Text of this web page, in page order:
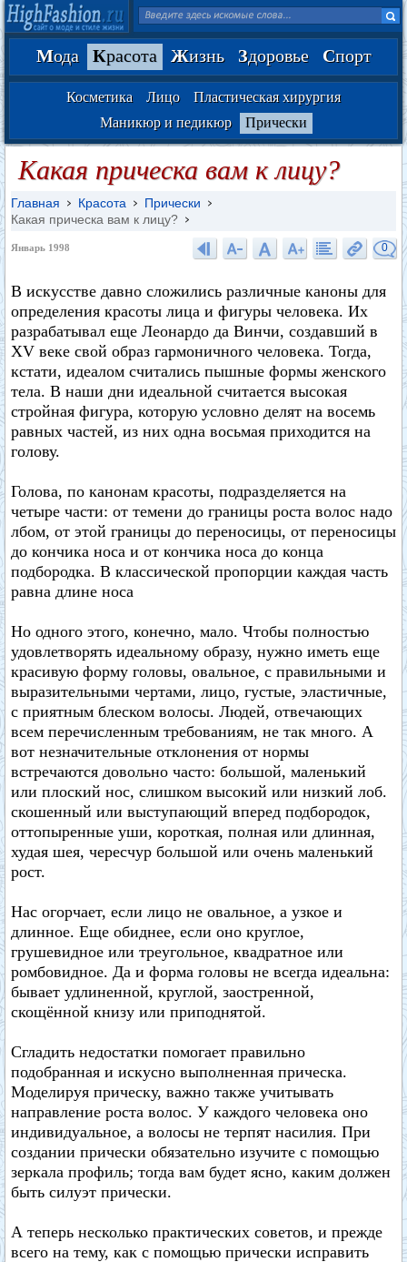
Мода Красота Жизнь Здоровье Спорт
Косметика Лицо
Пластическая хирургия
Маникюр и педикюр
Прически
Какая прическа вам к лицу?
Главная Красота
Прически
Какая прическа вам к лицу?
Январь 1998 0
В искусстве давно сложились различные каноны для
определения красоты лица и фигуры человека. Их
разрабатывал еще Леонардо да Винчи, создавший в
XV веке свой образ гармоничного человека. Тогда,
кстати, идеалом считались пышные формы женского
тела. В наши дни идеальной считается высокая
стройная фигура, которую условно делят на восемь
равных частей, из них одна восьмая приходится на
голову.
Голова, по канонам красоты, подразделяется на
четыре части: от темени до границы роста волос надо
лбом, от этой границы до переносицы, от переносицы
до кончика носа и от кончика носа до конца
подбородка. В классической пропорции каждая часть
равна длине носа
Но одного этого, конечно, мало. Чтобы полностью
удовлетворять идеальному образу, нужно иметь еще
красивую форму головы, овальное, с правильными и
выразительными чертами, лицо, густые, эластичные,
с приятным блеском волосы. Людей, отвечающих
всем перечисленным требованиям, не так много. А
вот незначительные отклонения от нормы
встречаются довольно часто: большой, маленький
или плоский нос, слишком высокий или низкий лоб.
скошенный или выступающий вперед подбородок,
оттопыренные уши, короткая, полная или длинная,
худая шея, чересчур большой или очень маленький
рост.
Нас огорчает, если лицо не овальное, а узкое и
длинное. Еще обиднее, если оно круглое,
грушевидное или треугольное, квадратное или
ромбовидное. Да и форма головы не всегда идеальна:
бывает удлиненной, круглой, заостренной,
скощённой книзу или приподнятой.
Сгладить недостатки помогает правильно
подобранная и искусно выполненная прическа.
Моделируя прическу, важно также учитывать
направление роста волос. У каждого человека оно
индивидуальное, а волосы не терпят насилия. При
создании прически обязательно изучите с помощью
зеркала профиль; тогда вам будет ясно, каким должен
быть силуэт прически.
А теперь несколько практических советов, и прежде
всего на тему, как с помощью прически исправить